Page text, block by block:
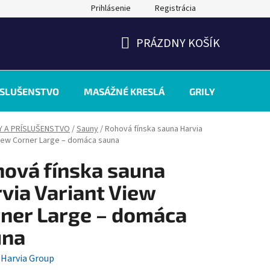
Prihlásenie Registrácia
KOŠÍK
PRÁZDNY KOŠÍK
MASÁŽNÉ KRESLÁ GRILY
A PRÍSLUŠENSTVO /Sauny/Rohová fínska sauna Harvia
Corner Large – domáca sauna
fínska sauna
Variant View
Large – domáca
Harvia Group